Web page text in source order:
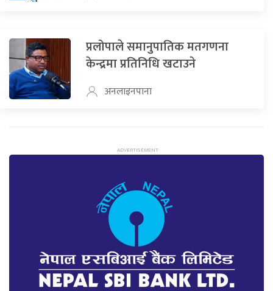
प्रलोपाले समानुपातिक मतगणना
केन्द्रमा प्रतिनिधि खटाउने
अनलाइनपाना